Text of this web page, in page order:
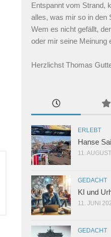
Entspannt vom Strand,
alles, was mir so in den
Wem es nicht gefällt,
oder mir seine Meinung
Herzlichst Thomas
ERLEBT
Hanse
11.
GEDACHT
KI und
11. JUNI
GEDACHT